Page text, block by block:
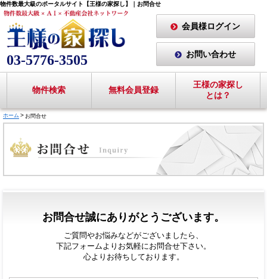
物件数最大級のポータルサイト【王様の家探し】｜お問合せ
03-5776-3505
会員様ログイン
お問い合わせ
物件検索 無料会員登録
王様の家探し
とは？
ホーム お問合せ
お問合せ誠にありがとうございます。
ご質問やお悩みなどがございましたら、
下記フォームよりお気軽にお問合せ下さい。
心よりお待ちしております。